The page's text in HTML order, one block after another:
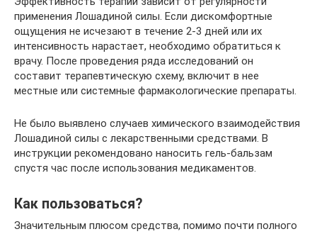
применения Лошадиной силы. Если дискомфортные
ощущения не исчезают в течение 2-3 дней или их
интенсивность нарастает, необходимо обратиться к
врачу. После проведения ряда исследований он
составит терапевтическую схему, включит в нее
местные или системные фармакологические препараты.
Не было выявлено случаев химического взаимодействия
Лошадиной силы с лекарственными средствами. В
инструкции рекомендовано наносить гель-бальзам
спустя час после использования медикаментов.
Как пользоваться?
Значительным плюсом средства, помимо почти полного